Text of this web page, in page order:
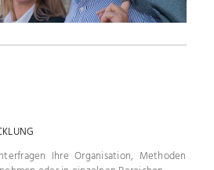
Ihre Organisation, Metho­den